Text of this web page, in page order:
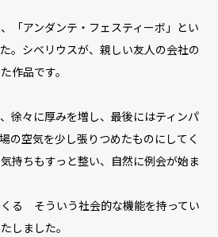
「アンダンテ・フェスティーボ」とい
。シベリウスが、親しい友人の会社の
作品です。
徐々に厚みを増し、最後にはティンパ
の空気を少し張りつめたものにしてく
持ちもすっと整い、自然に例会が始ま
る そういう社会的な機能を持ってい
しました。